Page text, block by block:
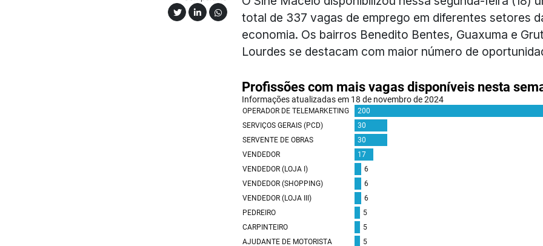
total de 337 vagas de emprego em diferentes setores
economia. Os bairros Benedito Bentes, Guaxuma e
Lourdes se destacam com maior número de